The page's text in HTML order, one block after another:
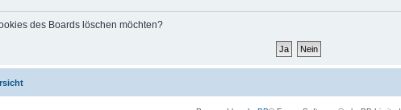
des Boards löschen möchten?